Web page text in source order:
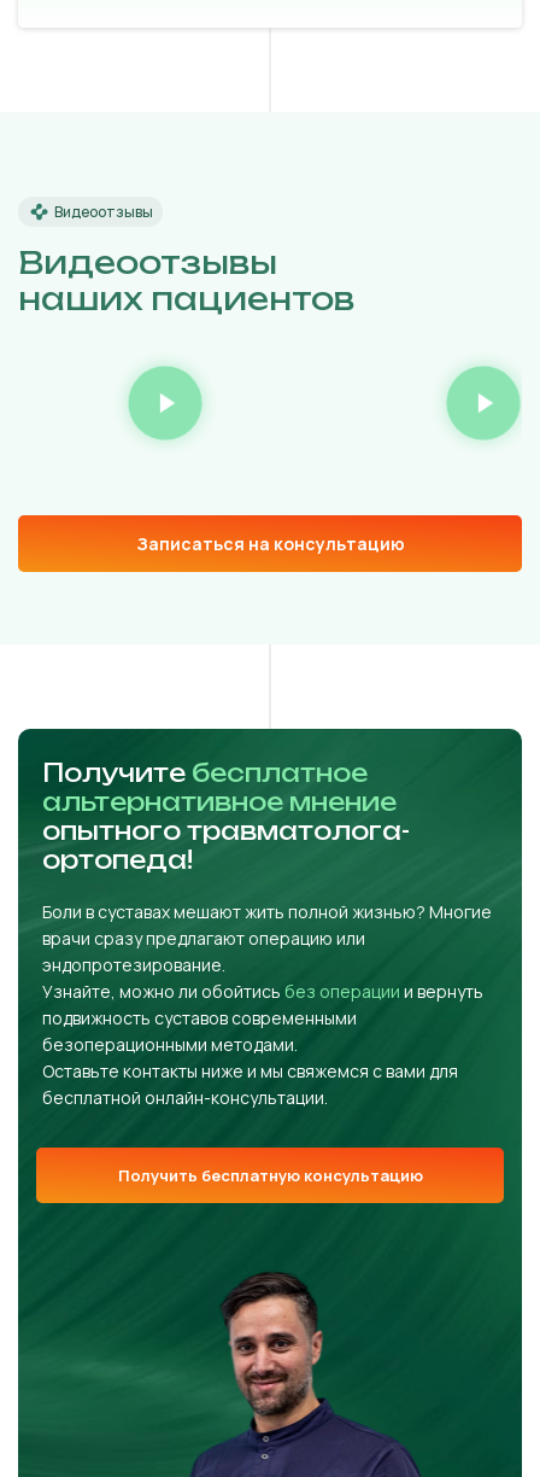
Видеоотзывы
Видеоотзывы
наших пациентов
Записаться на консультацию
Получите бесплатное
альтернативное мнение
опытного травматолога-
ортопеда!
Боли в суставах мешают жить полной жизнью? Многие
врачи сразу предлагают операцию или
эндопротезирование.
Узнайте, можно ли обойтись без операции и вернуть
подвижность суставов современными
безоперационными методами.
Оставьте контакты ниже и мы свяжемся с вами для
бесплатной онлайн-консультации.
Получить бесплатную консультацию